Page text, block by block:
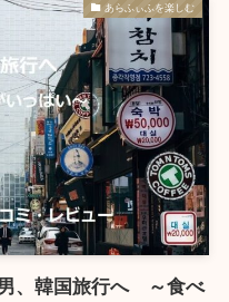
あらふぃふを楽しむ
男、韓国旅行へ ～食べ